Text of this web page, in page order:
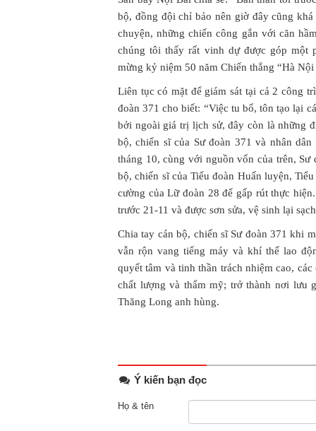
bộ, đồng đội chỉ bảo nên giờ đây cũng
chuyện, những chiến công gắn với căn
chúng tôi thấy rất vinh dự được góp một
mừng kỷ niệm 50 năm Chiến thắng “Hà
Liên tục có mặt để giám sát tại cả 2 công
đoàn 371 cho biết: “Việc tu bổ, tôn tạo lại
bởi ngoài giá trị lịch sử, đây còn là những
bộ, chiến sĩ của Sư đoàn 371 và nhân
tháng 10, cùng với nguồn vốn của trên,
bộ, chiến sĩ của Tiểu đoàn Huấn luyện,
cường của Lữ đoàn 28 để gấp rút thực
trước 21-11 và được sơn sửa, vệ sinh lại
Chia tay cán bộ, chiến sĩ Sư đoàn 371 khi
vẫn rộn vang tiếng máy và khí thế lao
quyết tâm và tinh thần trách nhiệm cao,
chất lượng và thẩm mỹ; trở thành nơi lưu
Thăng Long anh hùng.
Ý kiến bạn đọc
Họ & tên